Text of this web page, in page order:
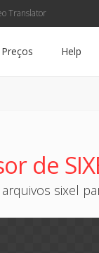
Translator
Preços Help
de
sixel